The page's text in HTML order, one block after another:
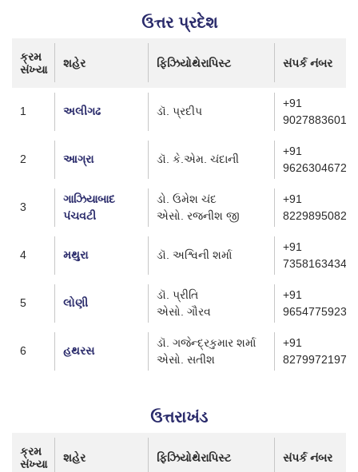
ઉત્તર પ્રદેશ
ક્રમ
સંખ્યા
શહેર ફિઝિયોથેરાપિસ્ટ સંપર્ક નંબર
1 અલીગઢ ડૉ. પ્રદીપ
+91
9027883601
2 આગ્રા ડૉ. કે.એમ. ચંદાની
+91
96263046728
3
ગાઝિયાબાદ
પંચવટી
ડો. ઉમેશ ચંદ
એસો. રજનીશ જી
+91
8229895082
4 મથુરા ડૉ. અશ્વિની શર્મા
+91
7358163434
5 લોણી
ડૉ. પ્રીતિ
એસો. ગૌરવ
+91
9654775923
6 હથરસ
ડૉ. ગજેન્દ્રકુમાર શર્મા
એસો. સતીશ
+91
8279972197
ઉત્તરાખંડ
ક્રમ
સંખ્યા
શહેર ફિઝિયોથેરાપિસ્ટ સંપર્ક નંબર